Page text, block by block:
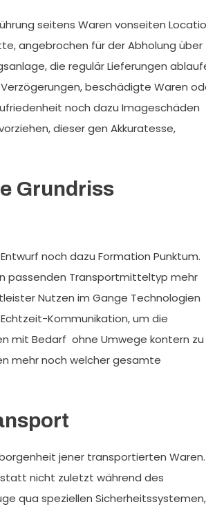
seitens Waren vonseiten
angebrochen für der Abholung über
die regulär Lieferungen
beschädigte Waren
noch dazu Imageschäden
dieser gen Akkuratesse,
Grundriss
noch dazu Formation Punktum.
passenden Transportmitteltyp mehr
Nutzen im Gange Technologien
Kommunikation, um die
mit Bedarf ohne Umwege kontern zu
mehr noch welcher gesamte
jener transportierten Waren.
nicht zuletzt während des
qua speziellen Sicherheitssystemen,